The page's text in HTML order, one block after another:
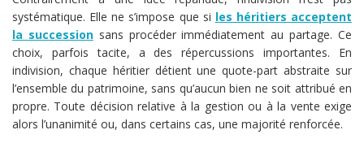
systématique. Elle ne s’impose que si les héritiers acceptent
la successionsans procéder immédiatement au partage. Ce
choix, parfois tacite, a des répercussions importantes. En
indivision, chaque héritier détient une quote-part abstraite sur
l’ensemble du patrimoine, sans qu’aucun bien ne soit attribué en
propre. Toute décision relative à la gestion ou à la vente exige
alors l’unanimité ou, dans certains cas, une majorité renforcée.